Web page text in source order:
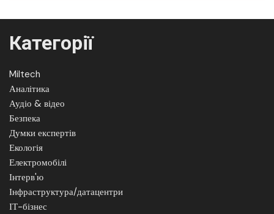
Категорії
Miltech
Аналітика
Аудіо & відео
Безпека
Думки експертів
Екологія
Електромобілі
Інтерв'ю
Інфраструктура/датацентри
ІТ-бізнес